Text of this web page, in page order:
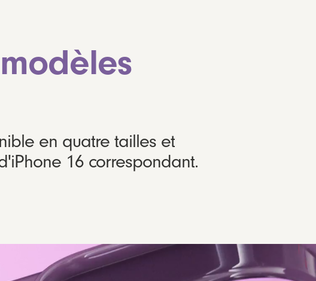
en quatre tailles et
16 correspondant.